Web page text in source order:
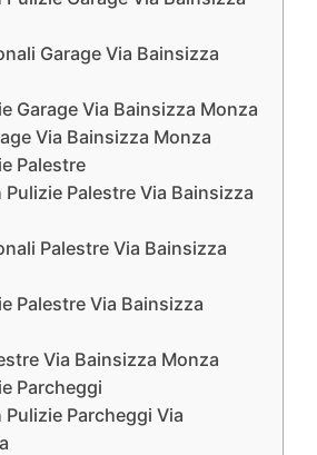
Garage Via Bainsizza
Garage Via Bainsizza Monza
Via Bainsizza Monza
Palestre
Palestre Via Bainsizza
Palestre Via Bainsizza
Palestre Via Bainsizza
Via Bainsizza Monza
Parcheggi
Parcheggi Via